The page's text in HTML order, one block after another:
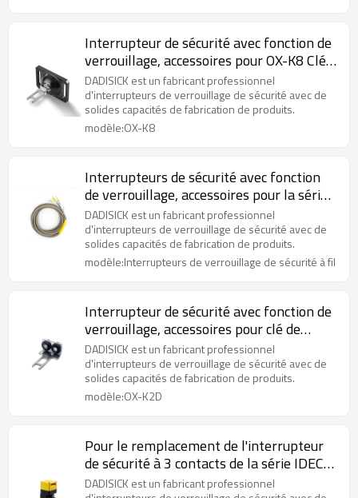
Interrupteur de sécurité avec fonction de
verrouillage, accessoires pour OX-K8 Clé
de commande réglable
horizontalement/verticalement
DADISICK est un fabricant professionnel
d'interrupteurs de verrouillage de sécurité avec de
solides capacités de fabrication de produits.
modèle:OX-K8
Interrupteurs de sécurité avec fonction
de verrouillage, accessoires pour la série
OX, fil personnalisé
DADISICK est un fabricant professionnel
d'interrupteurs de verrouillage de sécurité avec de
solides capacités de fabrication de produits.
modèle:Interrupteurs de verrouillage de sécurité à fil
Interrupteur de sécurité avec fonction de
verrouillage, accessoires pour clé de
commande en L OX-K2D avec coussin
DADISICK est un fabricant professionnel
d'interrupteurs de verrouillage de sécurité avec de
solides capacités de fabrication de produits.
modèle:OX-K2D
Pour le remplacement de l'interrupteur
de sécurité à 3 contacts de la série IDEC
HS6B
DADISICK est un fabricant professionnel